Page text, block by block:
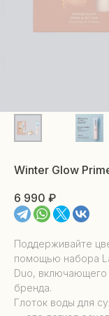
Winter Glow
6 990 ₽
Поддерживайте
помощью набора
Duo,
бренда.
Глоток воды для